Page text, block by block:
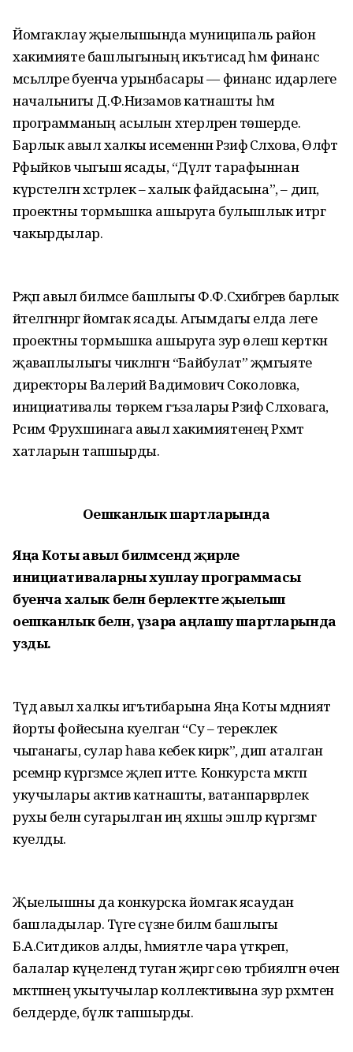
Йомгаклау җыелышында муниципаль район
хакимияте башлыгының икътисад һәм финанс
мәсьәләләре буенча урынбасары — финанс идарәлеге
начальнигы Д.Ф.Низамов катнашты һәм
программаның асылын хәтерләренә төшерде.
Барлык авыл халкы исеменнән Рәзифә Сәләхова, Өлфәт
Рәфыйков чыгыш ясады, “Дәүләт тарафыннан
күрсәтелгән хәстәрлек – халык файдасына”, – дип,
проектны тормышка ашыруга булышлык итәргә
чакырдылар.
Рәҗәп авыл биләмәсе башлыгы Ф.Ф.Сәхибгәрәев барлык
әйтелгәннәргә йомгак ясады. Агымдагы елда әлеге
проектны тормышка ашыруга зур өлеш керткән
җаваплылыгы чикләнгән “Байбулат” җәмгыяте
директоры Валерий Вадимович Соколовка,
инициативалы төркем әгъзалары Рәзифә Сәләховага,
Рәсимә Фәрухшинага авыл хакимиятенең Рәхмәт
хатларын тапшырды.
Оешканлык шартларында
Яңа Коты авыл биләмәсендә җирле
инициативаларны хуплау программасы
буенча халык белән берлектәге җыелыш
оешканлык белән, үзара аңлашу шартларында
узды.
Тәүдә авыл халкы игътибарына Яңа Коты мәдәният
йорты фойесына куелган “Су – тереклек
чыганагы, сулар һава кебек кирәк”, дип аталган
рәсемнәр күргәзмәсе җәлеп итте. Конкурста мәктәп
укучылары актив катнашты, ватанпарвәрлек
рухы белән сугарылган иң яхшы эшләр күргәзмәгә
куелды.
Җыелышны да конкурска йомгак ясаудан
башладылар. Тәүге сүзне биләмә башлыгы
Б.А.Ситдиков алды, әһәмиятле чара үткәреп,
балалар күңелендә туган җиргә сөю тәрбияләгән өчен
мәктәпнең укытучылар коллективына зур рәхмәтен
белдерде, бүләк тапшырды.